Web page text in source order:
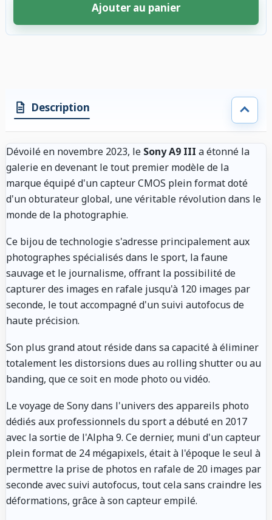
Ajouter au panier
Description
Dévoilé en novembre 2023, le Sony A9 III a étonné la
galerie en devenant le tout premier modèle de la
marque équipé d'un capteur CMOS plein format doté
d'un obturateur global, une véritable révolution dans le
monde de la photographie.
Ce bijou de technologie s'adresse principalement aux
photographes spécialisés dans le sport, la faune
sauvage et le journalisme, offrant la possibilité de
capturer des images en rafale jusqu'à 120 images par
seconde, le tout accompagné d'un suivi autofocus de
haute précision.
Son plus grand atout réside dans sa capacité à éliminer
totalement les distorsions dues au rolling shutter ou au
banding, que ce soit en mode photo ou vidéo.
Le voyage de Sony dans l'univers des appareils photo
dédiés aux professionnels du sport a débuté en 2017
avec la sortie de l'Alpha 9. Ce dernier, muni d'un capteur
plein format de 24 mégapixels, était à l'époque le seul à
permettre la prise de photos en rafale de 20 images par
seconde avec suivi autofocus, tout cela sans craindre les
déformations, grâce à son capteur empilé.